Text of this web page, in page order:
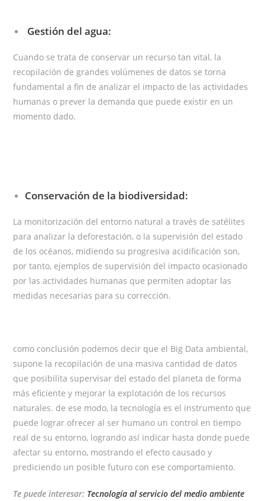
Gestión del agua:
Cuando se trata de conservar un recurso tan vital, la
recopilación de grandes volúmenes de datos se torna
fundamental a fin de analizar el impacto de las actividades
humanas o prever la demanda que puede existir en un
momento dado.
Conservación de la biodiversidad:
La monitorización del entorno natural a través de satélites
para analizar la deforestación, o la supervisión del estado
de los océanos, midiendo su progresiva acidificación son,
por tanto, ejemplos de supervisión del impacto ocasionado
por las actividades humanas que permiten adoptar las
medidas necesarias para su corrección.
como conclusión podemos decir que el Big Data ambiental,
supone la recopilación de una masiva cantidad de datos
que posibilita supervisar del estado del planeta de forma
más eficiente y mejorar la explotación de los recursos
naturales. de ese modo, la tecnología es el instrumento que
puede lograr ofrecer al ser humano un control en tiempo
real de su entorno, logrando así indicar hasta donde puede
afectar su entorno, mostrando el efecto causado y
prediciendo un posible futuro con ese comportamiento.
Te puede interesar: Tecnología al servicio del medio ambiente